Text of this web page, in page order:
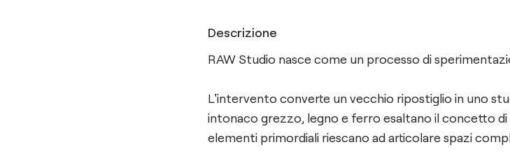
Descrizione
RAW Studio nasce come un processo di
L'intervento converte un vecchio ripostiglio in uno
intonaco grezzo, legno e ferro esaltano il concetto
elementi primordiali riescano ad articolare spazi